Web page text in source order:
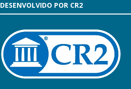
DESENVOLVIDO POR CR2